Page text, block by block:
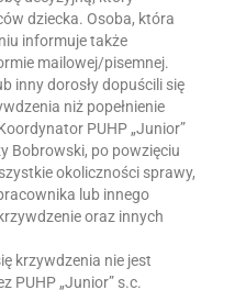
dziecka. Osoba, która
informuje także
mailowej/pisemnej.
inny dorosły dopuścili się
niż popełnienie
PUHP „Junior”
Bobrowski, po powzięciu
okoliczności sprawy,
lub innego
oraz innych
krzywdzenia nie jest
PUHP „Junior” s.c.